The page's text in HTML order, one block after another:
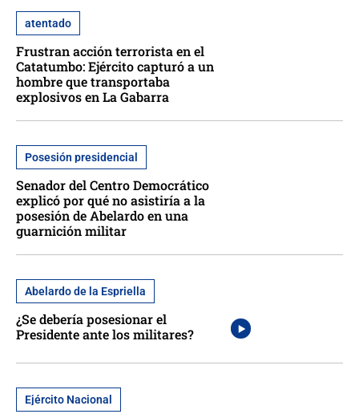
atentado
Frustran acción terrorista en el
Catatumbo: Ejército capturó a un
hombre que transportaba
explosivos en La Gabarra
Posesión presidencial
Senador del Centro Democrático
explicó por qué no asistiría a la
posesión de Abelardo en una
guarnición militar
Abelardo de la Espriella
¿Se debería posesionar el
Presidente ante los militares?
Ejército Nacional